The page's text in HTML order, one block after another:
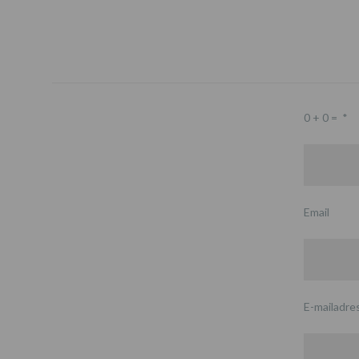
0 + 0 = *
Email
E-